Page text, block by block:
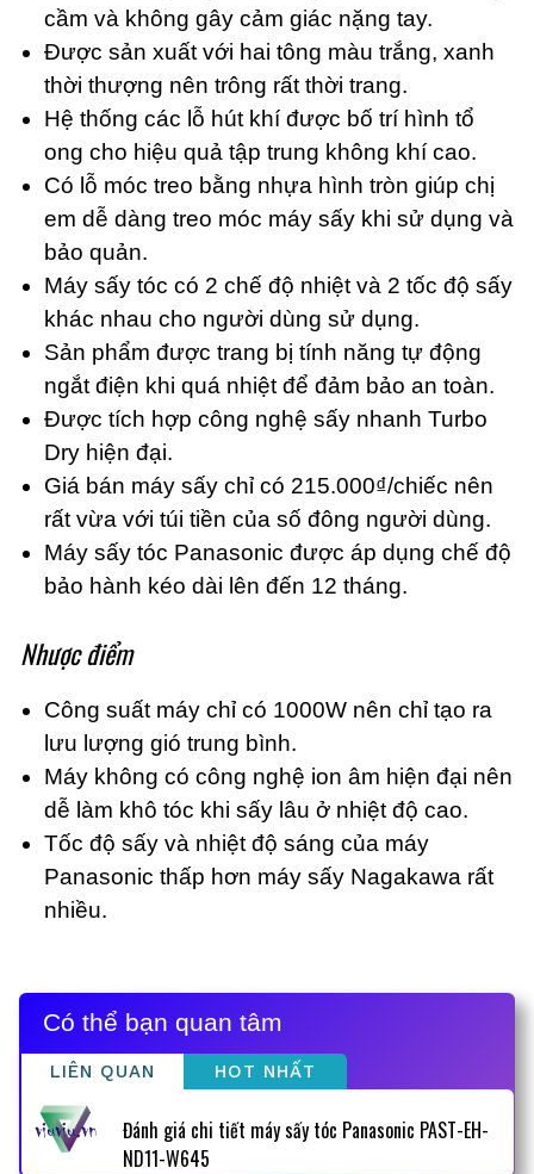
cầm và không gây cảm giác nặng tay.
Được sản xuất với hai tông màu trắng, xanh
thời thượng nên trông rất thời trang.
Hệ thống các lỗ hút khí được bố trí hình tổ
ong cho hiệu quả tập trung không khí cao.
Có lỗ móc treo bằng nhựa hình tròn giúp chị
em dễ dàng treo móc máy sấy khi sử dụng và
bảo quản.
Máy sấy tóc có 2 chế độ nhiệt và 2 tốc độ sấy
khác nhau cho người dùng sử dụng.
Sản phẩm được trang bị tính năng tự động
ngắt điện khi quá nhiệt để đảm bảo an toàn.
Được tích hợp công nghệ sấy nhanh Turbo
Dry hiện đại.
Giá bán máy sấy chỉ có 215.000₫/chiếc nên
rất vừa với túi tiền của số đông người dùng.
Máy sấy tóc Panasonic được áp dụng chế độ
bảo hành kéo dài lên đến 12 tháng.
Nhược điểm
Công suất máy chỉ có 1000W nên chỉ tạo ra
lưu lượng gió trung bình.
Máy không có công nghệ ion âm hiện đại nên
dễ làm khô tóc khi sấy lâu ở nhiệt độ cao.
Tốc độ sấy và nhiệt độ sáng của máy
Panasonic thấp hơn máy sấy Nagakawa rất
nhiều.
Có thể bạn quan tâm
LIÊN QUAN HOT NHẤT
Đánh giá chi tiết máy sấy tóc Panasonic PAST-EH-
ND11-W645